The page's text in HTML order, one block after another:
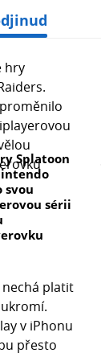
Splatoon
svou
sérii